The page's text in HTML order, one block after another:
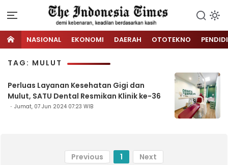
NASIONAL EKONOMI DAERAH OTOTEKNO
TAG: MULUT
Perluas Layanan Kesehatan Gigi dan
Mulut, SATU Dental Resmikan Klinik ke-36
Jumat, 07 Jun 2024 07:23 WIB
Previous 1 Next